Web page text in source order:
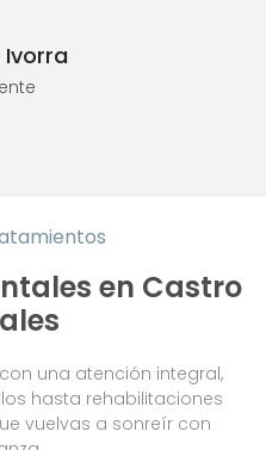
en Castro
una atención integral,
hasta rehabilitaciones
vuelvas a sonreír con